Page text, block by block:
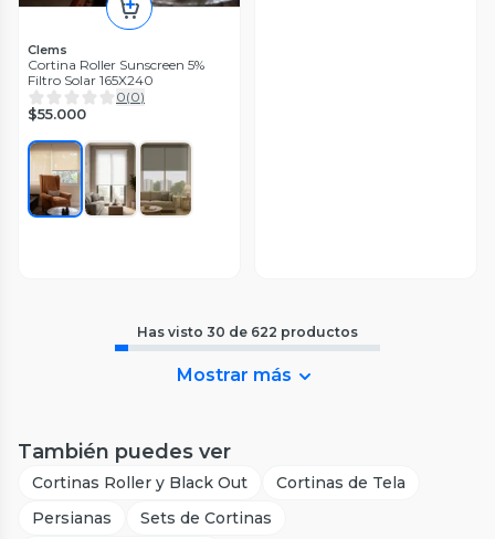
Clems
Cortina Roller Sunscreen 5%
Filtro Solar 165X240
0(0)
$55.000
Has visto 30 de 622 productos
Mostrar más
También puedes ver
Cortinas Roller y Black Out
Cortinas de Tela
Persianas
Sets de Cortinas